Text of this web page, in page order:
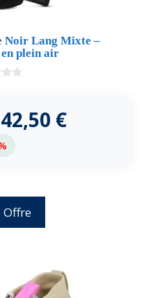
Noir Lang Mixte –
en plein air
€
Offre